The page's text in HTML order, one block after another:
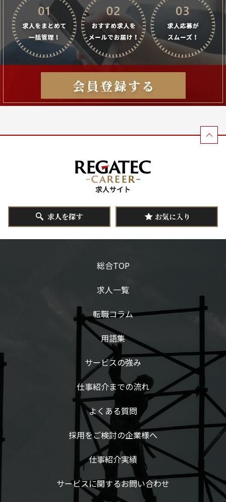
求人を探す お気に入り
総合TOP
求人一覧
転職コラム
用語集
サービスの強み
仕事紹介までの流れ
よくある質問
採用をご検討の企業様へ
仕事紹介実績
サービスに関するお問い合わせ